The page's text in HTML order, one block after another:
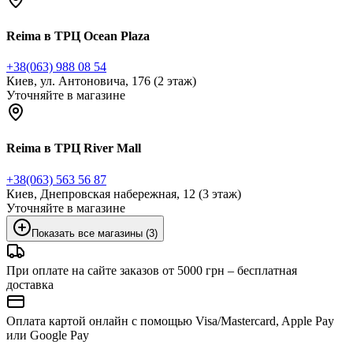
Reima в ТРЦ Ocean Plaza
+38(063) 988 08 54
Киев, ул. Антоновича, 176 (2 этаж)
Уточняйте в магазине
Reima в ТРЦ River Mall
+38(063) 563 56 87
Киев, Днепровская набережная, 12 (3 этаж)
Уточняйте в магазине
Показать все магазины (3)
При оплате на сайте заказов от 5000 грн – бесплатная
доставка
Оплата картой онлайн с помощью Visa/Mastercard, Apple Pay
или Google Pay